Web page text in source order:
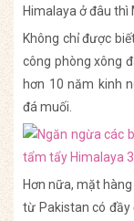
Himalaya ở đâu thì
Không chỉ được
công phòng xông
hơn 10 năm kinh
đá muối.
Hơn nữa, mặt
từ Pakistan có đầy